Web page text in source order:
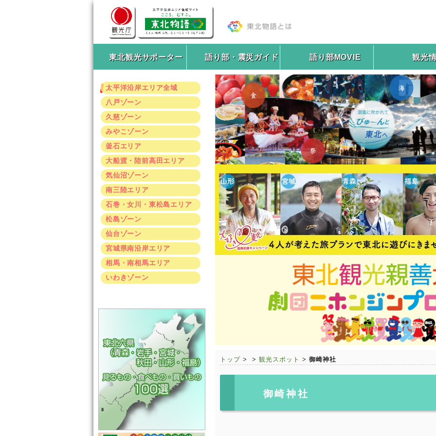
東北観光サポーター 語り部・震災ガイド 語り部MOVIE 観光
太平洋沿岸エリア全域
八戸ゾーン
久慈ゾーン
みやこゾーン
釜石エリア
大船渡・陸前高田エリア
気仙沼ゾーン
南三陸エリア
石巻・女川・東松島エリア
松島ゾーン
仙台ゾーン
宮城県南沿岸エリア
相馬・南相馬エリア
いわきゾーン
トップ > > 観光スポット > 御崎神社
御崎神社